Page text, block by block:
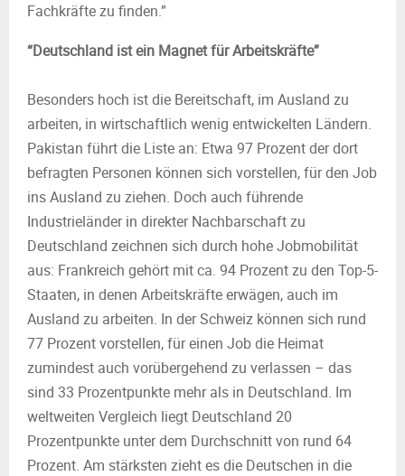
Fachkräfte zu finden.”
“Deutschland ist ein Magnet für Arbeitskräfte”
Besonders hoch ist die Bereitschaft, im Ausland zu
arbeiten, in wirtschaftlich wenig entwickelten Ländern.
Pakistan führt die Liste an: Etwa 97 Prozent der dort
befragten Personen können sich vorstellen, für den Job
ins Ausland zu ziehen. Doch auch führende
Industrieländer in direkter Nachbarschaft zu
Deutschland zeichnen sich durch hohe Jobmobilität
aus: Frankreich gehört mit ca. 94 Prozent zu den Top-5-
Staaten, in denen Arbeitskräfte erwägen, auch im
Ausland zu arbeiten. In der Schweiz können sich rund
77 Prozent vorstellen, für einen Job die Heimat
zumindest auch vorübergehend zu verlassen – das
sind 33 Prozentpunkte mehr als in Deutschland. Im
weltweiten Vergleich liegt Deutschland 20
Prozentpunkte unter dem Durchschnitt von rund 64
Prozent. Am stärksten zieht es die Deutschen in die